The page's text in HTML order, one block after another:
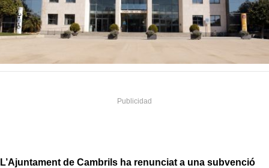
L’Ajuntament de Cambrils ha renunciat a una subvenció